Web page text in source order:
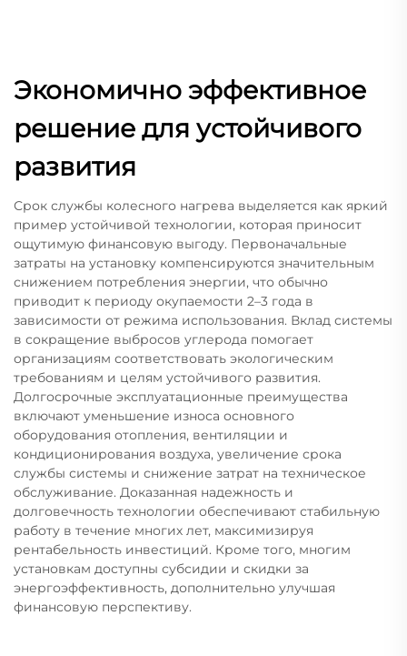
Экономично эффективное
решение для устойчивого
развития
Срок службы колесного нагрева выделяется как яркий
пример устойчивой технологии, которая приносит
ощутимую финансовую выгоду. Первоначальные
затраты на установку компенсируются значительным
снижением потребления энергии, что обычно
приводит к периоду окупаемости 2–3 года в
зависимости от режима использования. Вклад системы
в сокращение выбросов углерода помогает
организациям соответствовать экологическим
требованиям и целям устойчивого развития.
Долгосрочные эксплуатационные преимущества
включают уменьшение износа основного
оборудования отопления, вентиляции и
кондиционирования воздуха, увеличение срока
службы системы и снижение затрат на техническое
обслуживание. Доказанная надежность и
долговечность технологии обеспечивают стабильную
работу в течение многих лет, максимизируя
рентабельность инвестиций. Кроме того, многим
установкам доступны субсидии и скидки за
энергоэффективность, дополнительно улучшая
финансовую перспективу.